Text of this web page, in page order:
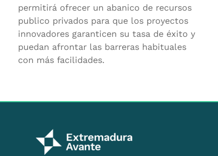
permitirá ofrecer un abanico de recursos
publico privados para que los proyectos
innovadores garanticen su tasa de éxito y
puedan afrontar las barreras habituales
con más facilidades.